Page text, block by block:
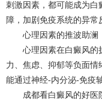
刺激因素，都可能成为白
障，加剧免疫系统的异常
心理因素的推波助澜
心理因素在白癜风的
力、焦虑、抑郁等负面
能通过神经-内分泌-免疫
成都看白癜风的好医院